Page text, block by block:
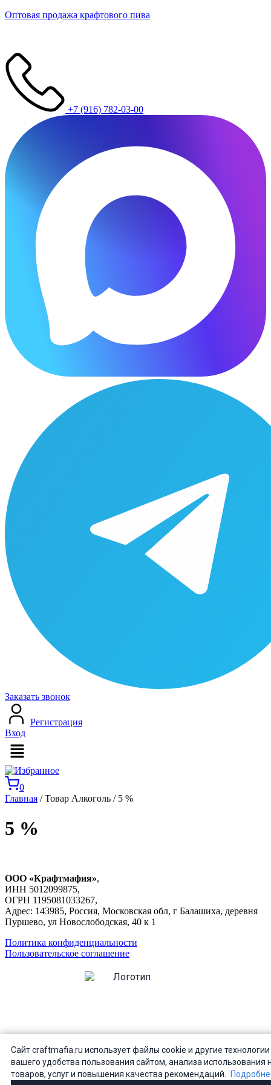
Оптовая продажа крафтового пива
+7 (916) 782-03-00
Заказать звонок
Вход
Регистрация
Меню
0
Главная / Товар Алкоголь / 5 %
5 %
ООО «Крафтмафия»,
ИНН 5012099875,
ОГРН 1195081033267,
Адрес: 143985, Россия, Московская обл, г Балашиха, деревня
Пуршево, ул Новослободская, 40 к 1
Политика конфиденциальности
Пользовательское соглашение
ВАМ ИСПОЛНИЛОСЬ 18 ЛЕТ?
Сайт craftmafia.ru использует файлы cookie и другие
вашего удобства пользования сайтом, анализа использования
товаров, услуг и повышения качества рекомендаций.